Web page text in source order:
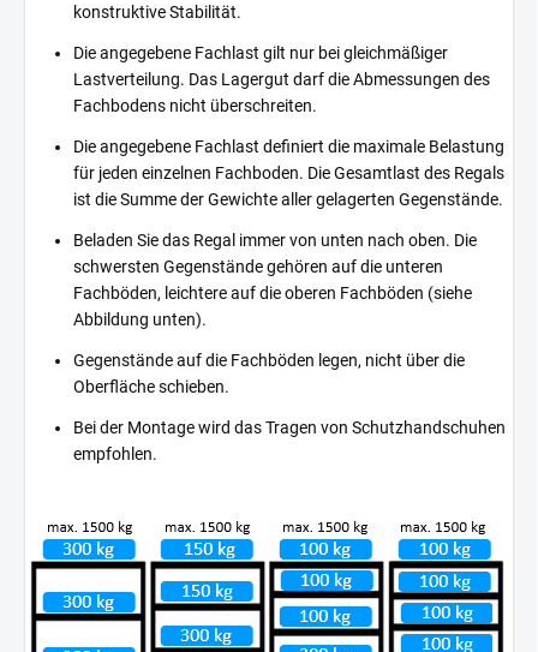
konstruktive Stabilität.
Die angegebene Fachlast gilt nur bei gleichmäßiger
Lastverteilung. Das Lagergut darf die Abmessungen des
Fachbodens nicht überschreiten.
Die angegebene Fachlast definiert die maximale Belastung
für jeden einzelnen Fachboden. Die Gesamtlast des Regals
ist die Summe der Gewichte aller gelagerten Gegenstände.
Beladen Sie das Regal immer von unten nach oben. Die
schwersten Gegenstände gehören auf die unteren
Fachböden, leichtere auf die oberen Fachböden (siehe
Abbildung unten).
Gegenstände auf die Fachböden legen, nicht über die
Oberfläche schieben.
Bei der Montage wird das Tragen von Schutzhandschuhen
empfohlen.